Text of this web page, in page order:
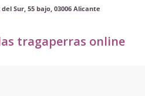
del Sur, 55 bajo, 03006 Alicante
tragaperras online